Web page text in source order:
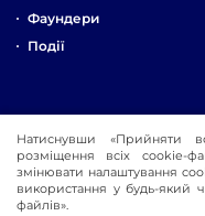
Фаундери
Події
Про Компанію
Реклама
Контакти
Натиснувши «Прийняти
розміщення всіх cookie-
змінювати налаштування
використання у будь-який
файлів».